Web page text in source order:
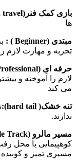
بازی کمک فنر (suspension travel)
ها
مبتدی (Beginner
) :
تجربه و مهارت لازم
حرفه ای (
لازم را آموخته و
می کند
تنه خشک( hard tail)
:
ندارند.
مسیر مالرو (Track
کوهپیمایی یا محل
مسیری تمیز و